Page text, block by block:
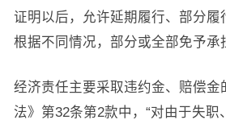
证明以后，允许延期履行、部分履
根据不同情况，部分或全部免予承
经济责任主要采取违约金、赔偿金
法》第32条第2款中，“对由于失职